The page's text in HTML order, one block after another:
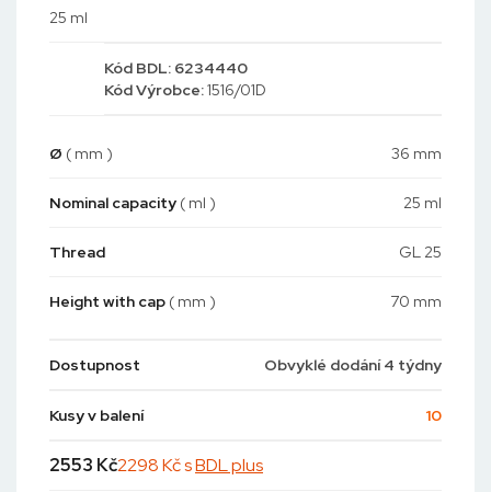
25 ml
Kód BDL: 6234440
KódVýrobce:1516/01D
Ø ( mm ) 36 mm
Nominal capacity ( ml ) 25 ml
Thread GL 25
Height with cap ( mm ) 70 mm
Dostupnost Obvyklé dodání 4 týdny
Kusy v balení 10
2553 Kč2298 Kč sBDL plus